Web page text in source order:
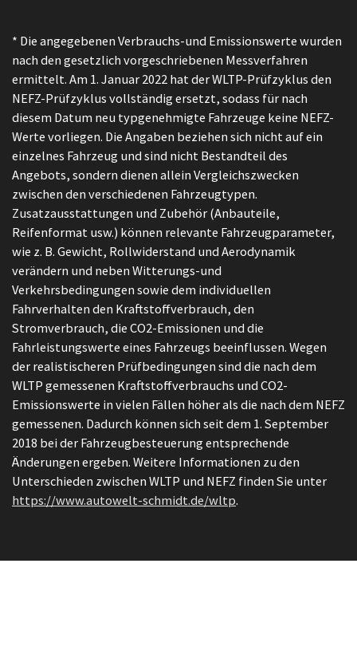
* Die angegebenen Verbrauchs-und Emissionswerte wurden
nach den gesetzlich vorgeschriebenen Messverfahren
ermittelt. Am 1. Januar 2022 hat der WLTP-Prüfzyklus den
NEFZ-Prüfzyklus vollständig ersetzt, sodass für nach
diesem Datum neu typgenehmigte Fahrzeuge keine NEFZ-
Werte vorliegen. Die Angaben beziehen sich nicht auf ein
einzelnes Fahrzeug und sind nicht Bestandteil des
Angebots, sondern dienen allein Vergleichszwecken
zwischen den verschiedenen Fahrzeugtypen.
Zusatzausstattungen und Zubehör (Anbauteile,
Reifenformat usw.) können relevante Fahrzeugparameter,
wie z. B. Gewicht, Rollwiderstand und Aerodynamik
verändern und neben Witterungs-und
Verkehrsbedingungen sowie dem individuellen
Fahrverhalten den Kraftstoffverbrauch, den
Stromverbrauch, die CO2-Emissionen und die
Fahrleistungswerte eines Fahrzeugs beeinflussen. Wegen
der realistischeren Prüfbedingungen sind die nach dem
WLTP gemessenen Kraftstoffverbrauchs und CO2-
Emissionswerte in vielen Fällen höher als die nach dem NEFZ
gemessenen. Dadurch können sich seit dem 1. September
2018 bei der Fahrzeugbesteuerung entsprechende
Änderungen ergeben. Weitere Informationen zu den
Unterschieden zwischen WLTP und NEFZ finden Sie unter
https://www.autowelt-schmidt.de/wltp.